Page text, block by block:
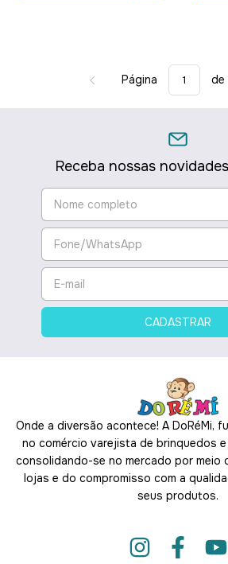
Página de
Receba nossas
Onde a diversão acontece! A DoRéMi,
no comércio varejista de brinquedos
consolidando-se no mercado por meio
lojas e do compromisso com a
seus produtos.